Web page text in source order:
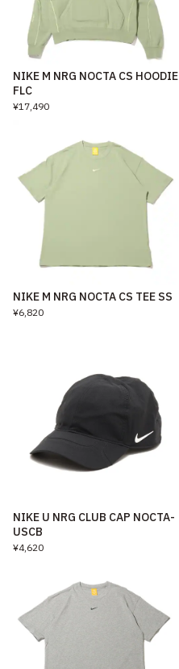
NIKE M NRG NOCTA CS HOODIE
FLC
¥17,490
NIKE M NRG NOCTA CS TEE SS
¥6,820
NIKE U NRG CLUB CAP NOCTA-
USCB
¥4,620